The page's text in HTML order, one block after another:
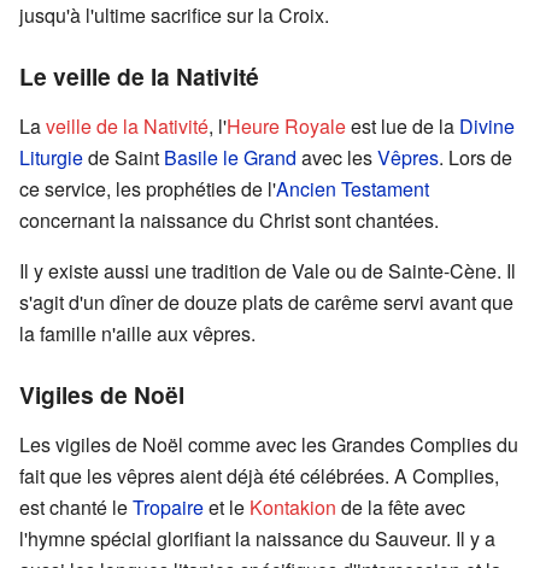
jusqu'à l'ultime sacrifice sur la Croix.
Le veille de la Nativité
Laveille de la Nativité, l'Heure Royaleest lue de la Divine
Liturgiede Saint Basile le Grand avec lesVêpres. Lors de
ce service, les prophéties de l'Ancien Testament
concernant la naissance du Christ sont chantées.
Il y existe aussi une tradition de Vale ou de Sainte-Cène. Il
s'agit d'un dîner de douze plats de carême servi avant que
la famille n'aille aux vêpres.
Vigiles de Noël
Les vigiles de Noël comme avec les Grandes Complies du
fait que les vêpres aient déjà été célébrées. A Complies,
est chanté leTropaireet le Kontakion de la fête avec
l'hymne spécial glorifiant la naissance du Sauveur. Il y a